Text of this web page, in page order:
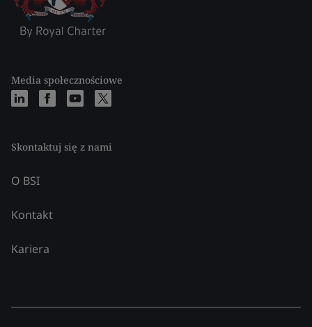
Media społecznościowe
Skontaktuj się z nami
O BSI
Kontakt
Kariera